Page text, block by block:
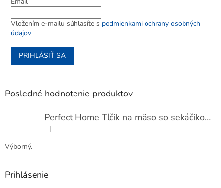
Vložením e-mailu súhlasíte s podmienkami ochrany osobných
údajov
PRIHLÁSIŤ SA
Posledné hodnotenie produktov
Perfect Home Tĺčik na mäso so sekáčikom, 56893
Hodnotenie produktu je 5 z 5 hviezdičiek.
|
Výborný.
Prihlásenie